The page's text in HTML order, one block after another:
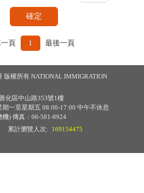
頁 1 最後一頁
版權所有 NATIONAL IMMIGRATION
化區中山路353號1樓
一至星期五 08:00-17:00 中午不休息
機) 傳真：06-581-8924
累計瀏覽人次: 169154475